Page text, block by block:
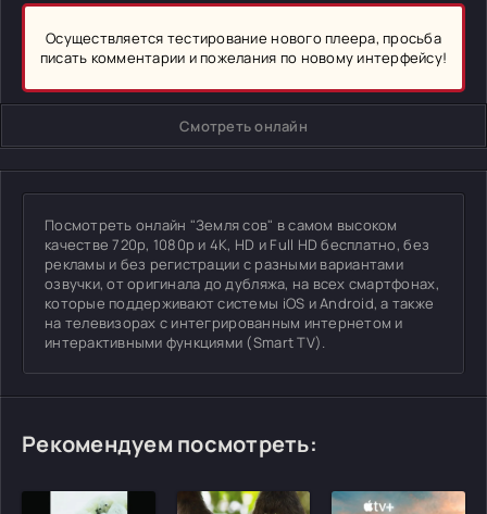
Осуществляется тестирование нового плеера, просьба
писать комментарии и пожелания по новому интерфейсу!
Смотреть онлайн
Посмотреть онлайн "Земля сов" в самом высоком
качестве 720p, 1080p и 4K, HD и Full HD бесплатно, без
рекламы и без регистрации с разными вариантами
озвучки, от оригинала до дубляжа, на всех смартфонах,
которые поддерживают системы iOS и Android, а также
на телевизорах с интегрированным интернетом и
интерактивными функциями (Smart TV).
Рекомендуем посмотреть: